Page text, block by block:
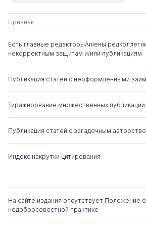
Засько Вадим
Николаевич
Соловьев Аркадий
Константинович
д. э.н.
Признак
Есть главные редакторы/члены
некорректным защитам и/или публикациям
Публикация статей с неоформленными
Тиражирование множественных публикаций
Публикация статей с загадочным
Индекс накрутки цитирования
На сайте издания отсутствует Положение
недобросовестной практике